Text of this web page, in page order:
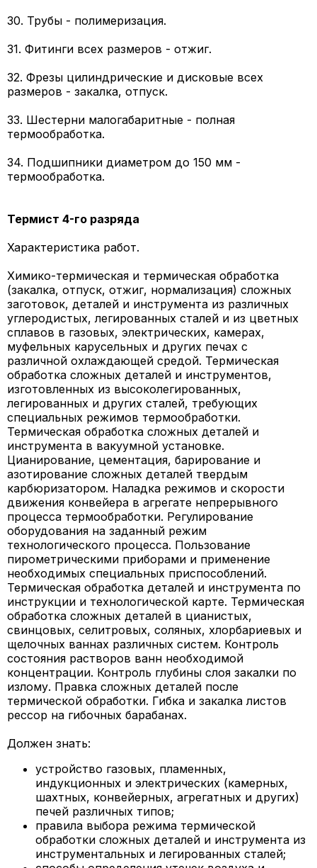
30. Трубы - полимеризация.
31. Фитинги всех размеров - отжиг.
32. Фрезы цилиндрические и дисковые всех
размеров - закалка, отпуск.
33. Шестерни малогабаритные - полная
термообработка.
34. Подшипники диаметром до 150 мм -
термообработка.
Термист 4-го разряда
Характеристика работ.
Химико-термическая и термическая обработка
(закалка, отпуск, отжиг, нормализация) сложных
заготовок, деталей и инструмента из различных
углеродистых, легированных сталей и из цветных
сплавов в газовых, электрических, камерах,
муфельных карусельных и других печах с
различной охлаждающей средой. Термическая
обработка сложных деталей и инструментов,
изготовленных из высоколегированных,
легированных и других сталей, требующих
специальных режимов термообработки.
Термическая обработка сложных деталей и
инструмента в вакуумной установке.
Цианирование, цементация, барирование и
азотирование сложных деталей твердым
карбюризатором. Наладка режимов и скорости
движения конвейера в агрегате непрерывного
процесса термообработки. Регулирование
оборудования на заданный режим
технологического процесса. Пользование
пирометрическими приборами и применение
необходимых специальных приспособлений.
Термическая обработка деталей и инструмента по
инструкции и технологической карте. Термическая
обработка сложных деталей в цианистых,
свинцовых, селитровых, соляных, хлорбариевых и
щелочных ваннах различных систем. Контроль
состояния растворов ванн необходимой
концентрации. Контроль глубины слоя закалки по
излому. Правка сложных деталей после
термической обработки. Гибка и закалка листов
рессор на гибочных барабанах.
Должен знать:
устройство газовых, пламенных,
индукционных и электрических (камерных,
шахтных, конвейерных, агрегатных и других)
печей различных типов;
правила выбора режима термической
обработки сложных деталей и инструмента из
инструментальных и легированных сталей;